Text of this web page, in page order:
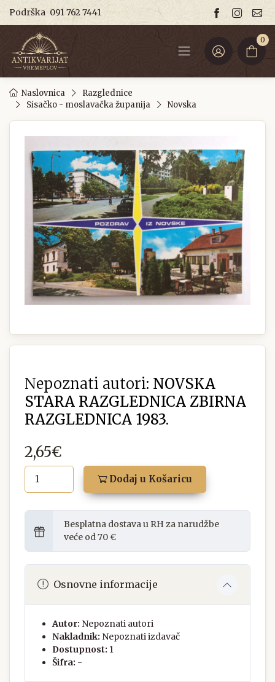
Podrška 091 762 7441
0
Naslovnica
Razglednice
Sisačko - moslavačka županija
Novska
Nepoznati autori: NOVSKA
STARA RAZGLEDNICA ZBIRNA
RAZGLEDNICA 1983.
2,65€
Dodaj u Košaricu
Besplatna dostava u RH za narudžbe
veće od 70 €
Osnovne informacije
Autor: Nepoznati autori
Nakladnik: Nepoznati izdavač
Dostupnost: 1
Šifra: -